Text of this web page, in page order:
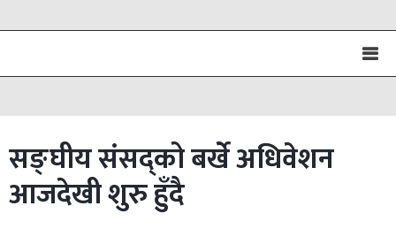
सङ्घीय संसद्को बर्खे अधिवेशन
आजदेखी शुरु हुँदै